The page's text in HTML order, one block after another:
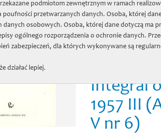
spectral
Integral
1957 III
V nr 6)
podmiotom zewnętrznym w ramach
przetwarzanych danych. Osoba, której
osobowych. Osoba, której dane dotyczą ma
ogólnego rozporządzenia o ochronie danych.
zabezpieczeń, dla których wykonywane są
działać lepiej.